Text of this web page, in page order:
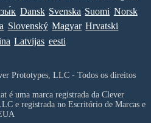
Dansk Svenska Suomi Norsk
Slovenský Magyar Hrvatski
Latvijas eesti
Prototypes, LLC - Todos os direitos
é uma marca registrada da Clever
e registrada no Escritório de Marcas e